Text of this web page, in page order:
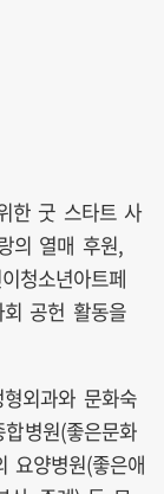
한 굿 스타트 사
의 열매 후원,
청소년아트페
공헌 활동을
외과와 문화숙
병원(좋은문화
요양병원(좋은애